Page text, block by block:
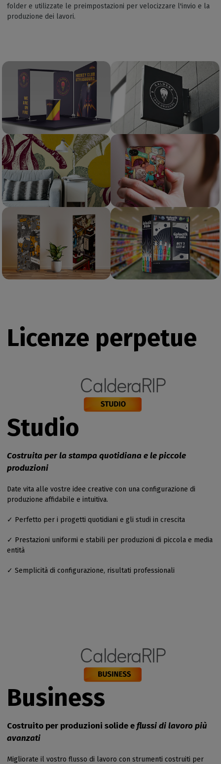
folder e utilizzate le preimpostazioni per velocizzare l'invio e la
produzione dei lavori.
Licenze perpetue
Studio
Costruita per la stampa quotidiana e le piccole
produzioni
Date vita alle vostre idee creative con una configurazione di
produzione affidabile e intuitiva.
✓ Perfetto per i progetti quotidiani e gli studi in crescita
✓ Prestazioni uniformi e stabili per produzioni di piccola e media
entità
✓ Semplicità di configurazione, risultati professionali
Business
Costruito per produzioni solide eflussi di lavoro più
avanzati
Migliorate il vostro flusso di lavoro con strumenti costruiti per